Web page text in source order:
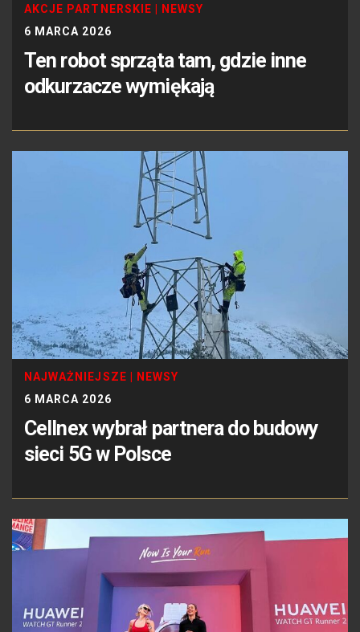
AKCJE PARTNERSKIE
NEWSY
6 MARCA 2026
Ten robot sprząta tam, gdzie inne
odkurzacze wymiękają
NAJWAŻNIEJSZE
NEWSY
6 MARCA 2026
Cellnex wybrał partnera do budowy
sieci 5G w Polsce